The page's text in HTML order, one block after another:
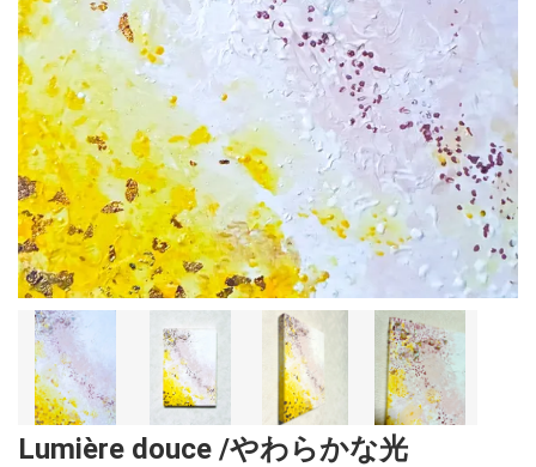
Lumière douce /やわらかな光